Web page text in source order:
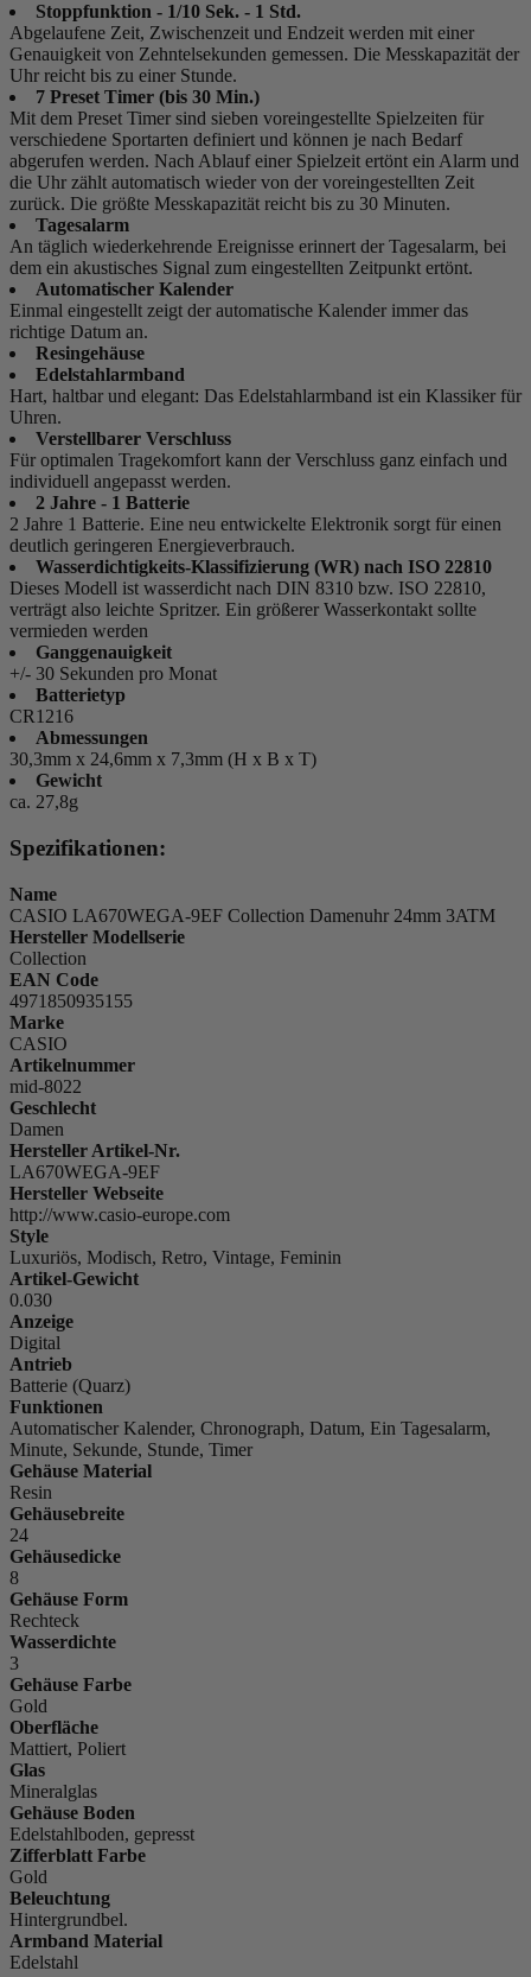
Stoppfunktion - 1/10 Sek. - 1 Std.
Abgelaufene Zeit, Zwischenzeit und Endzeit werden mit einer
Genauigkeit von Zehntelsekunden gemessen. Die Messkapazität der
Uhr reicht bis zu einer Stunde.
7 Preset Timer (bis 30 Min.)
Mit dem Preset Timer sind sieben voreingestellte Spielzeiten für
verschiedene Sportarten definiert und können je nach Bedarf
abgerufen werden. Nach Ablauf einer Spielzeit ertönt ein Alarm und
die Uhr zählt automatisch wieder von der voreingestellten Zeit
zurück. Die größte Messkapazität reicht bis zu 30 Minuten.
Tagesalarm
An täglich wiederkehrende Ereignisse erinnert der Tagesalarm, bei
dem ein akustisches Signal zum eingestellten Zeitpunkt ertönt.
Automatischer Kalender
Einmal eingestellt zeigt der automatische Kalender immer das
richtige Datum an.
Resingehäuse
Edelstahlarmband
Hart, haltbar und elegant: Das Edelstahlarmband ist ein Klassiker für
Uhren.
Verstellbarer Verschluss
Für optimalen Tragekomfort kann der Verschluss ganz einfach und
individuell angepasst werden.
2 Jahre - 1 Batterie
2 Jahre 1 Batterie. Eine neu entwickelte Elektronik sorgt für einen
deutlich geringeren Energieverbrauch.
Wasserdichtigkeits-Klassifizierung (WR) nach ISO 22810
Dieses Modell ist wasserdicht nach DIN 8310 bzw. ISO 22810,
verträgt also leichte Spritzer. Ein größerer Wasserkontakt sollte
vermieden werden
Ganggenauigkeit
+/- 30 Sekunden pro Monat
Batterietyp
CR1216
Abmessungen
30,3mm x 24,6mm x 7,3mm (H x B x T)
Gewicht
ca. 27,8g
Spezifikationen:
Name
CASIO LA670WEGA-9EF Collection Damenuhr 24mm 3ATM
Hersteller Modellserie
Collection
EAN Code
4971850935155
Marke
CASIO
Artikelnummer
mid-8022
Geschlecht
Damen
Hersteller Artikel-Nr.
LA670WEGA-9EF
Hersteller Webseite
http://www.casio-europe.com
Style
Luxuriös, Modisch, Retro, Vintage, Feminin
Artikel-Gewicht
0.030
Anzeige
Digital
Antrieb
Batterie (Quarz)
Funktionen
Automatischer Kalender, Chronograph, Datum, Ein Tagesalarm,
Minute, Sekunde, Stunde, Timer
Gehäuse Material
Resin
Gehäusebreite
24
Gehäusedicke
8
Gehäuse Form
Rechteck
Wasserdichte
3
Gehäuse Farbe
Gold
Oberfläche
Mattiert, Poliert
Glas
Mineralglas
Gehäuse Boden
Edelstahlboden, gepresst
Zifferblatt Farbe
Gold
Beleuchtung
Hintergrundbel.
Armband Material
Edelstahl